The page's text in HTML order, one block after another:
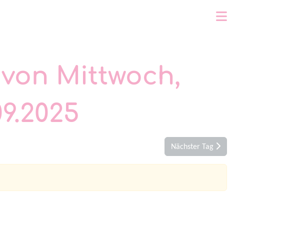
Mittwoch,
Nächster Tag